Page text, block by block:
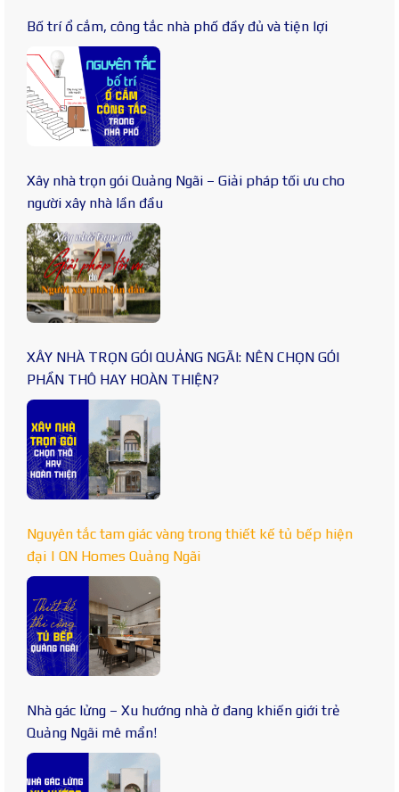
Bố trí ổ cắm, công tắc nhà phố đầy đủ và tiện lợi
Xây nhà trọn gói Quảng Ngãi – Giải pháp tối ưu cho
người xây nhà lần đầu
XÂY NHÀ TRỌN GÓI QUẢNG NGÃI: NÊN CHỌN GÓI
PHẦN THÔ HAY HOÀN THIỆN?
Nguyên tắc tam giác vàng trong thiết kế tủ bếp hiện
đại | QN Homes Quảng Ngãi
Nhà gác lửng – Xu hướng nhà ở đang khiến giới trẻ
Quảng Ngãi mê mẩn!